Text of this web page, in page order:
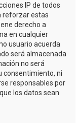
IP de todos
reforzar estas
derecho a
en cualquier
usuario acuerda
será almacenada
no será
consentimiento, ni
responsables por
los datos sean